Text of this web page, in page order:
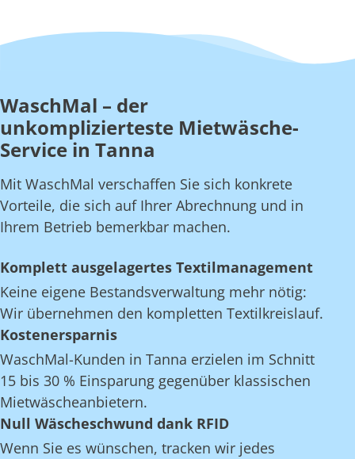
WaschMal – der
unkomplizierteste Mietwäsche-
Service in Tanna
Mit WaschMal verschaffen Sie sich konkrete
Vorteile, die sich auf Ihrer Abrechnung und in
Ihrem Betrieb bemerkbar machen.
Komplett ausgelagertes Textilmanagement
Keine eigene Bestandsverwaltung mehr nötig:
Wir übernehmen den kompletten Textilkreislauf.
Kostenersparnis
WaschMal-Kunden in Tanna erzielen im Schnitt
15 bis 30 % Einsparung gegenüber klassischen
Mietwäscheanbietern.
Null Wäscheschwund dank RFID
Wenn Sie es wünschen, tracken wir jedes